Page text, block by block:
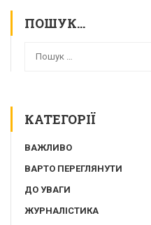
ПОШУК…
КАТЕГОРІЇ
ВАЖЛИВО
ВАРТО ПЕРЕГЛЯНУТИ
ДО УВАГИ
ЖУРНАЛІСТИКА